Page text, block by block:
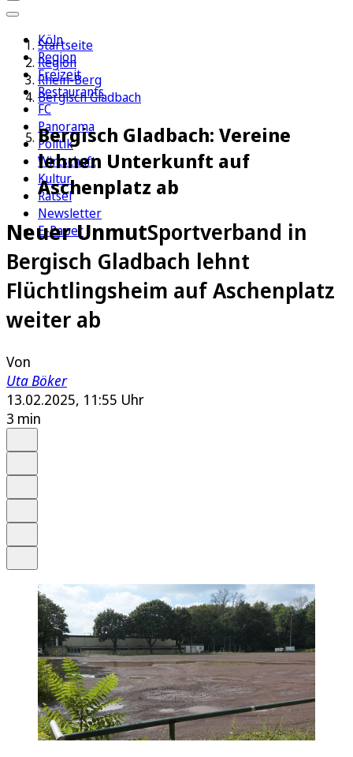
Köln
Region
Freizeit
Restaurants
FC
Panorama
Politik
Wirtschaft
Kultur
Rätsel
Newsletter
E-Paper
Startseite
Region
Rhein-Berg
Bergisch Gladbach
Bergisch Gladbach: Vereine
lehnen Unterkunft auf
Aschenplatz ab
Neuer UnmutSportverband in
Bergisch Gladbach lehnt
Flüchtlingsheim auf Aschenplatz
weiter ab
Von
Uta Böker
13.02.2025, 11:55 Uhr
3 min